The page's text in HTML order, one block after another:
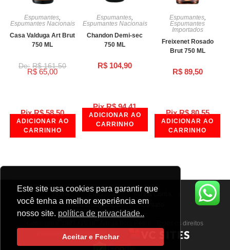
Este site usa cookies para garantir que
você tenha a melhor experiência em
nosso site. política de privacidade..
Aceitar e Fechar
Pix R$58,50
Espumantes
Espumantes Nacionais
Casa Valduga Art Brut
750 ML
R$161,50
R$ 65,00
ADICIONAR AO
CARRINHO
Pix R$94,41
Espumantes
Espumantes Nacionais
Chandon Demi-sec
750 ML
R$ 104,90
ADICIONAR AO
CARRINHO
Pix R$80,55
Espumantes,
Espumantes
Importados
Freixenet Rosado
Brut 750 ML
R$89,50
ADICIONAR AO
CARRINHO
Home Empresa
Minha Conta
Troca e Devolução
Contato
Copyright © 1997 / 2026 - Adega Bom Retiro - Todos os direitos
reservados. Desenvolvido por: